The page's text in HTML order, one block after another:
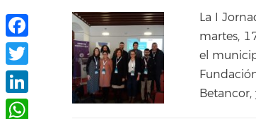
La I
martes,
el
Facebook
Twitter
LinkedIn